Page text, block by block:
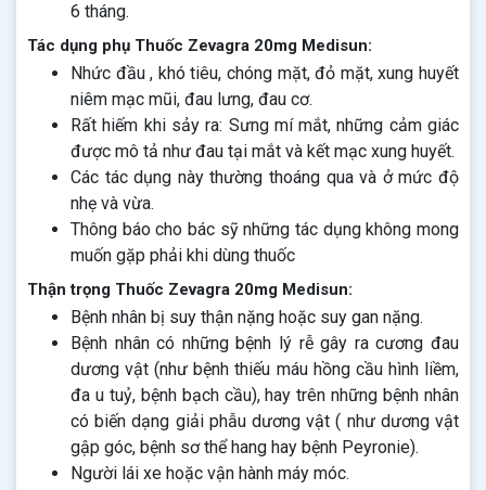
6 tháng.
Tác dụng phụ Thuốc Zevagra 20mg Medisun:
Nhức đầu , khó tiêu, chóng mặt, đỏ mặt, xung huyết
niêm mạc mũi, đau lưng, đau cơ.
Rất hiếm khi sảy ra: Sưng mí mắt, những cảm giác
được mô tả như đau tại mắt và kết mạc xung huyết.
Các tác dụng này thường thoáng qua và ở mức độ
nhẹ và vừa.
Thông báo cho bác sỹ những tác dụng không mong
muốn gặp phải khi dùng thuốc
Thận trọng Thuốc Zevagra 20mg Medisun:
Bệnh nhân bị suy thận nặng hoặc suy gan nặng.
Bệnh nhân có những bệnh lý rễ gây ra cương đau
dương vật (như bệnh thiếu máu hồng cầu hình liềm,
đa u tuỷ, bệnh bạch cầu), hay trên những bệnh nhân
có biến dạng giải phẫu dương vật ( như dương vật
gập góc, bệnh sơ thể hang hay bệnh Peyronie).
Người lái xe hoặc vận hành máy móc.